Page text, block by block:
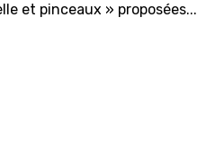
et pinceaux » proposées...